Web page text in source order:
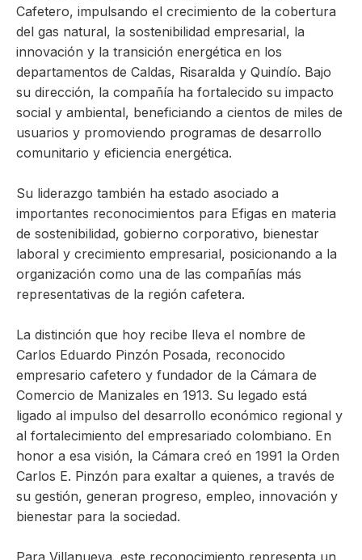
Cafetero, impulsando el crecimiento de la cobertura
del gas natural, la sostenibilidad empresarial, la
innovación y la transición energética en los
departamentos de Caldas, Risaralda y Quindío. Bajo
su dirección, la compañía ha fortalecido su impacto
social y ambiental, beneficiando a cientos de miles de
usuarios y promoviendo programas de desarrollo
comunitario y eficiencia energética.
Su liderazgo también ha estado asociado a
importantes reconocimientos para Efigas en materia
de sostenibilidad, gobierno corporativo, bienestar
laboral y crecimiento empresarial, posicionando a la
organización como una de las compañías más
representativas de la región cafetera.
La distinción que hoy recibe lleva el nombre de
Carlos Eduardo Pinzón Posada, reconocido
empresario cafetero y fundador de la Cámara de
Comercio de Manizales en 1913. Su legado está
ligado al impulso del desarrollo económico regional y
al fortalecimiento del empresariado colombiano. En
honor a esa visión, la Cámara creó en 1991 la Orden
Carlos E. Pinzón para exaltar a quienes, a través de
su gestión, generan progreso, empleo, innovación y
bienestar para la sociedad.
Para Villanueva, este reconocimiento representa un